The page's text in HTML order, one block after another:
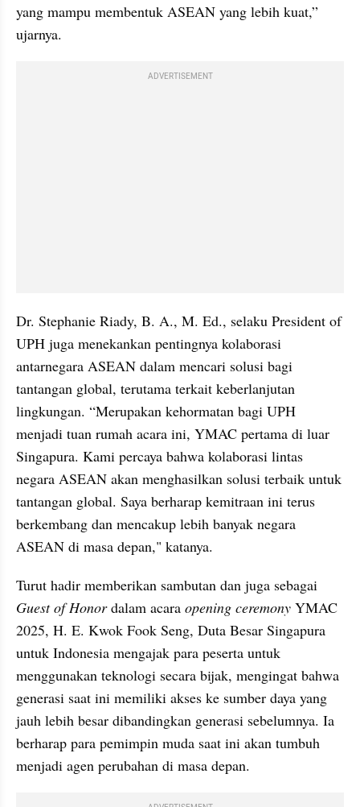
yang mampu membentuk ASEAN yang lebih kuat,”
ujarnya.
ADVERTISEMENT
Dr. Stephanie Riady, B. A., M. Ed., selaku President of
UPH juga menekankan pentingnya kolaborasi
antarnegara ASEAN dalam mencari solusi bagi
tantangan global, terutama terkait keberlanjutan
lingkungan. “Merupakan kehormatan bagi UPH
menjadi tuan rumah acara ini, YMAC pertama di luar
Singapura. Kami percaya bahwa kolaborasi lintas
negara ASEAN akan menghasilkan solusi terbaik untuk
tantangan global. Saya berharap kemitraan ini terus
berkembang dan mencakup lebih banyak negara
ASEAN di masa depan," katanya.
Guest of Honor dalam acara opening ceremony YMAC
2025, H. E. Kwok Fook Seng, Duta Besar Singapura
untuk Indonesia mengajak para peserta untuk
menggunakan teknologi secara bijak, mengingat bahwa
generasi saat ini memiliki akses ke sumber daya yang
jauh lebih besar dibandingkan generasi sebelumnya. Ia
berharap para pemimpin muda saat ini akan tumbuh
menjadi agen perubahan di masa depan.